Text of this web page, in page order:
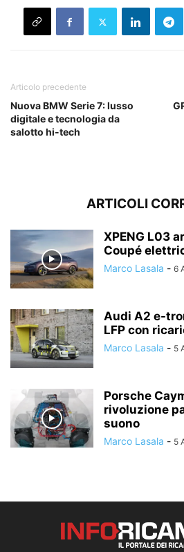
Articolo precedente
Nuova BMW Serie 7: lusso
digitale e tecnologia da
salotto hi-tech
ARTICOLI
XPENG L03
Coupé
Marco Lasala - 6
Audi A2 e-
LFP con
Marco Lasala - 5
Porsche
rivoluzione
suono
Marco Lasala - 5